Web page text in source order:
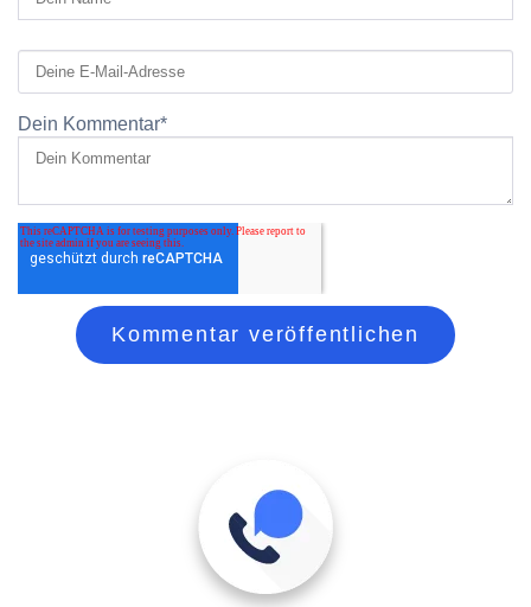
Dein Kommentar*